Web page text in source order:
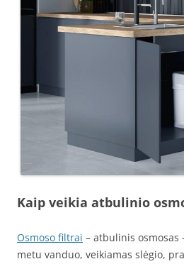
Kaip veikia atbulinio
Osmoso filtrai – atbulinis osmosas
metu vanduo, veikiamas slėgio,